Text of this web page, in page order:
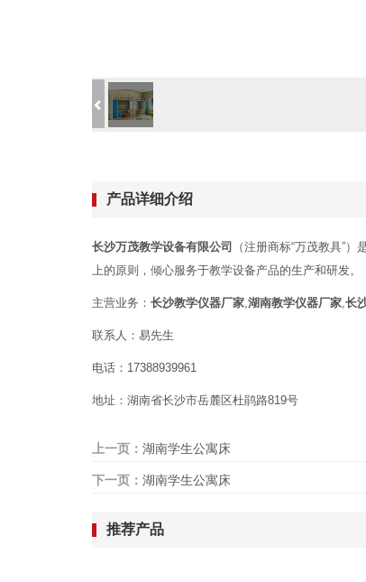
产品详细介绍
长沙万茂教学设备有限公司
（注册商标“万茂教具”
上的原则，倾心服务于教学设备产品的生产和研发。
主营业务： 长沙教学仪器厂家,湖南教学仪器厂家,长
联系人：易先生
电话：17388939961
地址：湖南省长沙市岳麓区杜鹃路819号
上一页： 湖南学生公寓床
下一页： 湖南学生公寓床
推荐产品